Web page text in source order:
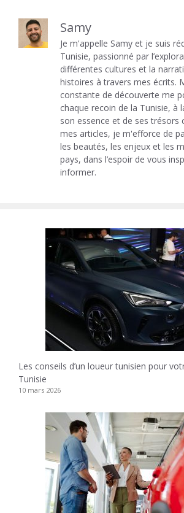
Samy
Je m'appelle Samy et je suis
Tunisie, passionné par
différentes cultures et la
histoires à travers mes écrits.
constante de découverte me
chaque recoin de la Tunisie, à
son essence et de ses trésors
mes articles, je m'efforce de
les beautés, les enjeux et les
pays, dans l’espoir de vous
informer.
Les conseils d’un loueur tunisien pour
Tunisie
10 mars 2026